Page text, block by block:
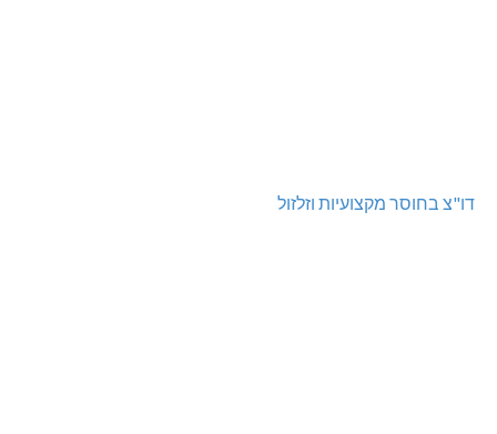
דו"צ בחוסר מקצועיות וזלזול